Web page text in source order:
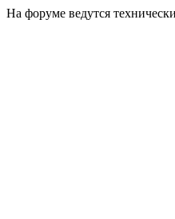
На форуме ведутся